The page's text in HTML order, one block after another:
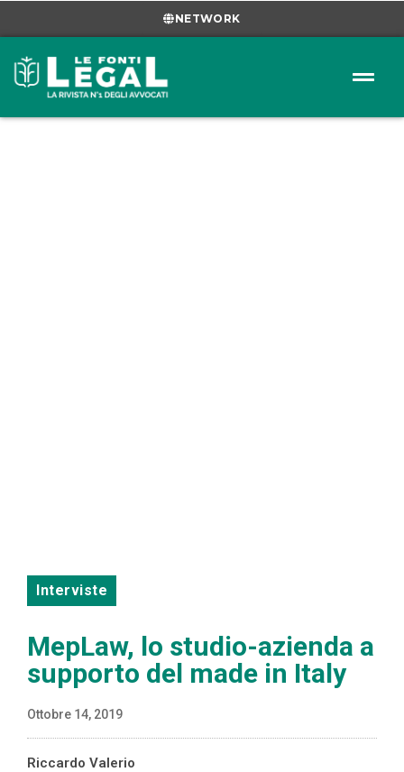
NETWORK
Interviste
MepLaw, lo studio-azienda a
supporto del made in Italy
Ottobre 14, 2019
Riccardo Valerio